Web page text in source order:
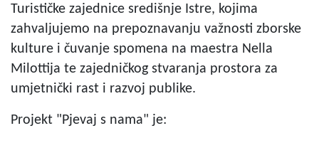
Turističke zajednice središnje Istre, kojima
zahvaljujemo na prepoznavanju važnosti zborske
kulture i čuvanje spomena na maestra Nella
Milottija te zajedničkog stvaranja prostora za
umjetnički rast i razvoj publike.
Projekt "Pjevaj s nama" je: